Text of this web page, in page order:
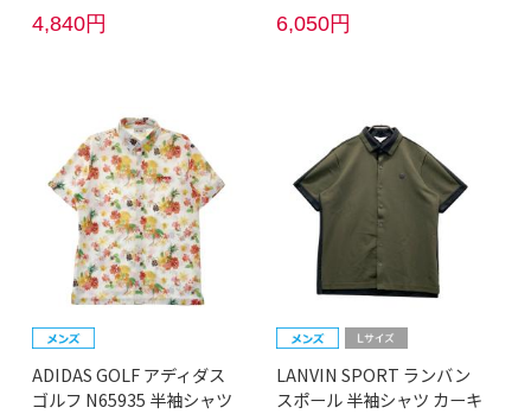
4,840円 6,050円
ADIDAS GOLF アディダス
ゴルフ N65935 半袖シャツ
LANVIN SPORT ランバン
スポール 半袖シャツ カーキ